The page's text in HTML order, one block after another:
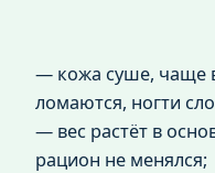
— кожа суше, чаще
ломаются, ногти
— вес растёт в
рацион не менялся;